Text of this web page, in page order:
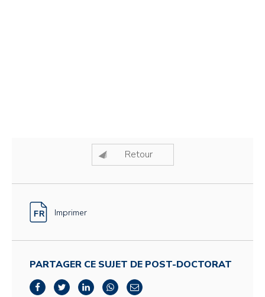
Retour
Imprimer
PARTAGER CE SUJET DE POST-DOCTORAT